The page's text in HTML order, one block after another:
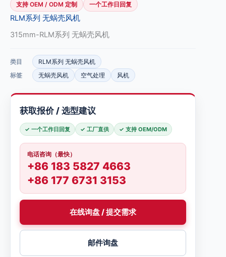
支持 OEM / ODM 定制
一个工作日回复
RLM系列 无蜗壳风机
315mm-RLM系列 无蜗壳风机
类目
RLM系列 无蜗壳风机
标签
无蜗壳风机 空气处理 风机
获取报价 / 选型建议
✓ 一个工作日回复 ✓ 工厂直供 ✓ 支持 OEM/ODM
电话咨询（最快）
+86 183 5827 4663
+86 177 6731 3153
在线询盘 / 提交需求
邮件询盘